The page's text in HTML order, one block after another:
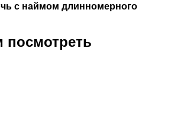
с наймом длинномерного
посмотреть